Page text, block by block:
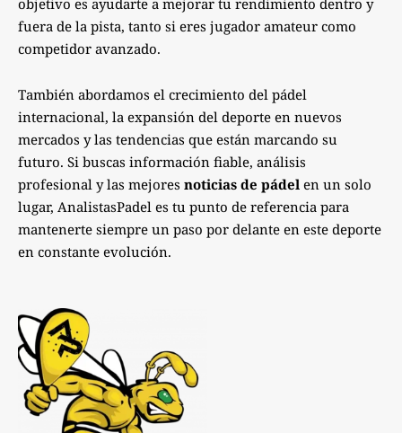
objetivo es ayudarte a mejorar tu rendimiento dentro y
fuera de la pista, tanto si eres jugador amateur como
competidor avanzado.
También abordamos el crecimiento del pádel
internacional, la expansión del deporte en nuevos
mercados y las tendencias que están marcando su
futuro. Si buscas información fiable, análisis
profesional y las mejores noticias de pádel en un solo
lugar, AnalistasPadel es tu punto de referencia para
mantenerte siempre un paso por delante en este deporte
en constante evolución.